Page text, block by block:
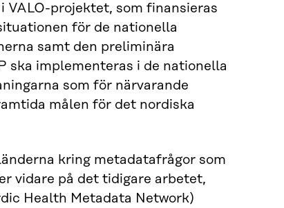
projektet, som finansieras
för de nationella
samt den preliminära
ska implementeras i de nationella
som för närvarande
målen för det nordiska
kring metadatafrågor som
vidare på det tidigare arbetet,
Health Metadata Network)